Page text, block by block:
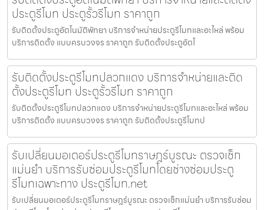
ประตูรีโมท ประตูรั้วรีโมท ราคาถูก
รับติดตั้งประตูอัตโนมัติพัทยา บริการจำหน่ายประตูรีโมทและอะไหล่ พร้อม
บริการติดตั้ง แบบครบวงจร ราคาถูก รับติดตั้งประตูอัตโ
รับติดตั้งประตูรีโมทปลวกแดง บริการจำหน่ายและติด
ตั้งประตูรีโมท ประตูรั้วรีโมท ราคาถูก
รับติดตั้งประตูรีโมทปลวกแดง บริการจำหน่ายประตูรีโมทและอะไหล่ พร้อม
บริการติดตั้ง แบบครบวงจร ราคาถูก รับติดตั้งประตูรีโมทป
รับเปลี่ยนมอเตอร์ประตูรีโมทราษฎร์บูรณะ ตรวจเช็ก
แม่นยำ บริการรับซ่อมประตูรีโมทโดยช่างซ่อมประตู
รีโมทเฉพาะทาง ประตูรีโมท.net
รับเปลี่ยนมอเตอร์ประตูรีโมทราษฎร์บูรณะ ตรวจเช็กแม่นยำ บริการรับซ่อม